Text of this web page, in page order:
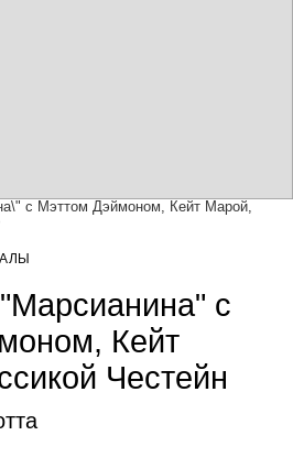
с Мэттом Дэймоном, Кейт Марой,
с
Кейт
Честейн